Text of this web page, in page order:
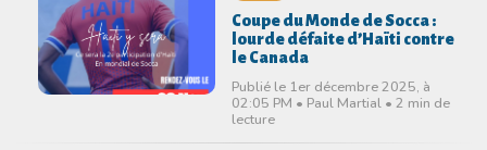
Coupe du Monde de Socca :
lourde défaite d’Haïti contre
le Canada
Publié le 1er décembre 2025, à
02:05 PM • Paul Martial • 2 min de
lecture